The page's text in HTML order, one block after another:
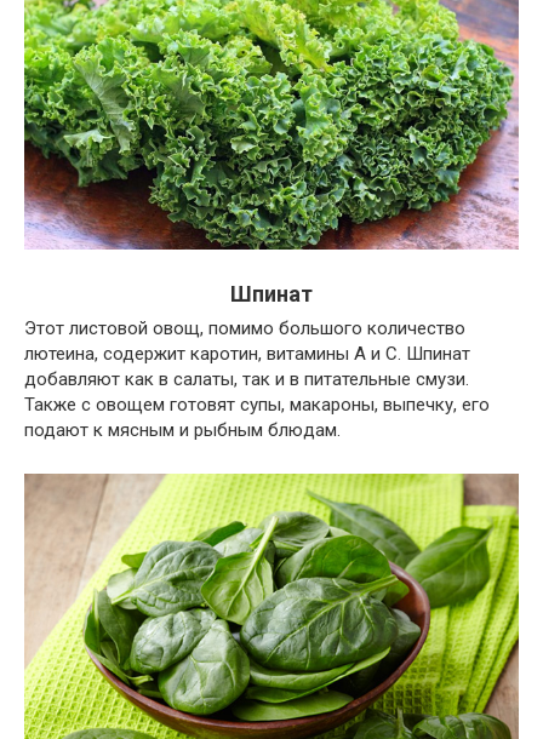
Шпинат
Этот листовой овощ, помимо большого количество
лютеина, содержит каротин, витамины А и С. Шпинат
добавляют как в салаты, так и в питательные смузи.
Также с овощем готовят супы, макароны, выпечку, его
подают к мясным и рыбным блюдам.